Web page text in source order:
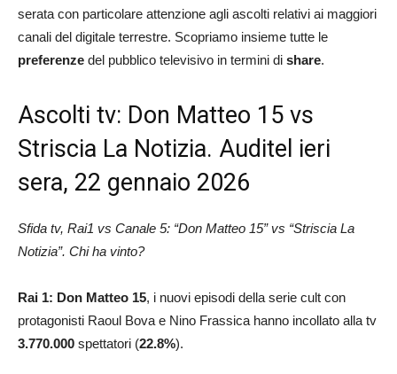
serata con particolare attenzione agli ascolti relativi ai maggiori
canali del digitale terrestre. Scopriamo insieme tutte le
preferenze del pubblico televisivo in termini di share.
Ascolti tv: Don Matteo 15 vs
Striscia La Notizia. Auditel ieri
sera, 22 gennaio 2026
Sfida tv, Rai1 vs Canale 5: “Don Matteo 15” vs “Striscia La
Notizia”. Chi ha vinto?
Rai 1: Don Matteo 15, i nuovi episodi della serie cult con
protagonisti Raoul Bova e Nino Frassica hanno incollato alla tv
3.770.000 spettatori (22.8%).